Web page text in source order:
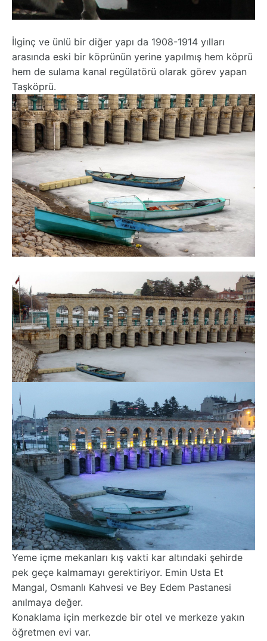
İlginç ve ünlü bir diğer yapı da 1908-1914 yılları
arasında eski bir köprünün yerine yapılmış hem köprü
hem de sulama kanal regülatörü olarak görev yapan
Taşköprü.
Yeme içme mekanları kış vakti kar altındaki şehirde
pek geçe kalmamayı gerektiriyor. Emin Usta Et
Mangal, Osmanlı Kahvesi ve Bey Edem Pastanesi
anılmaya değer.
Konaklama için merkezde bir otel ve merkeze yakın
öğretmen evi var.